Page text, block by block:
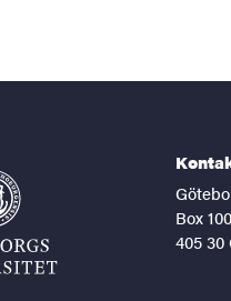
Box 100
405 30